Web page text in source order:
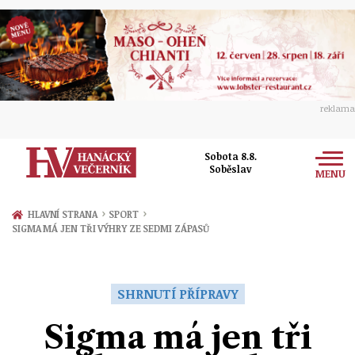
reklama
Sobota 8.8.
Soběslav
MENU
Zprávy
Přerov
Ekonomika
Ženy
Sport
HLAVNÍ STRANA › SPORT ›
SIGMA MÁ JEN TŘI VÝHRY ZE SEDMI ZÁPASŮ
SHRNUTÍ PŘÍPRAVY
Sigma má jen tři